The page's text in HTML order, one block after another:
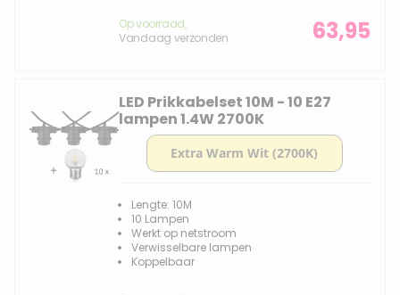
Op voorraad,
Vandaag verzonden
63,95
LED Prikkabelset 10M - 10 E27
lampen 1.4W 2700K
Lengte: 10M
10 Lampen
Werkt op netstroom
Verwisselbare lampen
Koppelbaar